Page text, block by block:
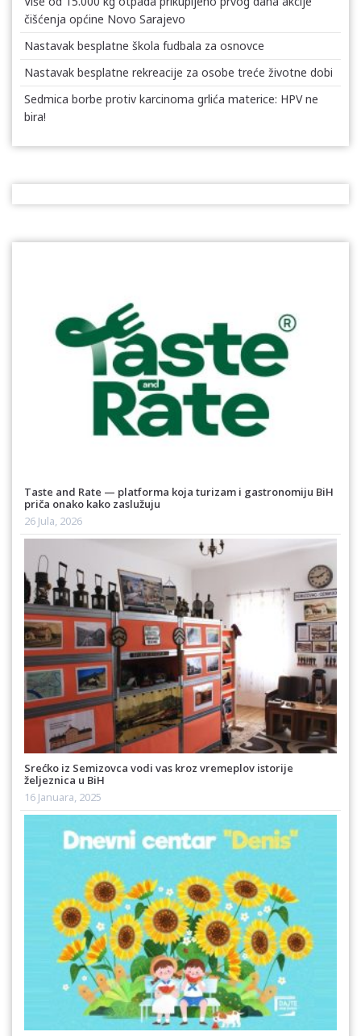
čišćenja općine Novo Sarajevo
Nastavak besplatne škola fudbala za osnovce
Nastavak besplatne rekreacije za osobe treće životne dobi
Sedmica borbe protiv karcinoma grlića materice: HPV ne
bira!
Taste and Rate — platforma koja turizam i gastronomiju BiH
priča onako kako zaslužuju
26 Jula, 2026
Srećko iz Semizovca vodi vas kroz vremeplov istorije
željeznica u BiH
16 Januara, 2025